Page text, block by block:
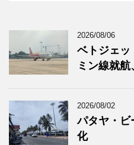
2026/08/06
ベトジェッ
ミン線就
2026/08/02
パタヤ・ビ
化